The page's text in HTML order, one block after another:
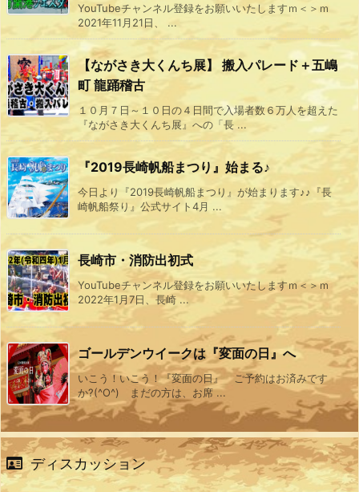
YouTubeチャンネル登録をお願いいたしますｍ＜＞ｍ
2021年11月21日、 ...
【ながさき大くんち展】 搬入パレード＋五嶋
町 龍踊稽古
１０月７日～１０日の４日間で入場者数６万人を超えた
『ながさき大くんち展』への「長 ...
『2019長崎帆船まつり』始まる♪
今日より『2019長崎帆船まつり』が始まります♪♪『長
崎帆船祭り』公式サイト4月 ...
長崎市・消防出初式
YouTubeチャンネル登録をお願いいたしますｍ＜＞ｍ
2022年1月7日、長崎 ...
ゴールデンウイークは『変面の日』へ
いこう！いこう！『変面の日』 ご予約はお済みです
か?(^O^) まだの方は、お席 ...
ディスカッション